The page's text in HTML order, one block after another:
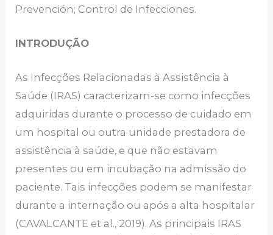
Prevención; Control de Infecciones.
INTRODUÇÃO
As Infecções Relacionadas à Assistência à
Saúde (IRAS) caracterizam-se como infecções
adquiridas durante o processo de cuidado em
um hospital ou outra unidade prestadora de
assistência à saúde, e que não estavam
presentes ou em incubação na admissão do
paciente. Tais infecções podem se manifestar
durante a internação ou após a alta hospitalar
(CAVALCANTE et al., 2019). As principais IRAS